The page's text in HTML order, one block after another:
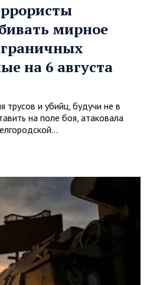
мирное
на 6 августа
трусов и убийц, будучи не в
на поле боя, атаковала